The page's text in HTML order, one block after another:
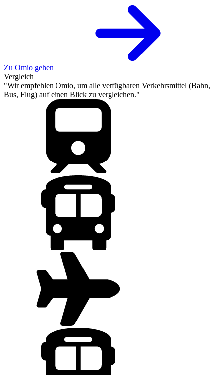
Zu Omio gehen
Vergleich
"Wir empfehlen Omio, um alle verfügbaren Verkehrsmittel (Bahn,
Bus, Flug) auf einen Blick zu vergleichen."